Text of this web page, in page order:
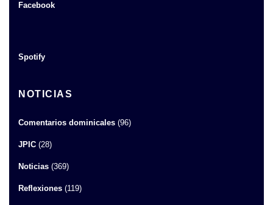
Facebook
Spotify
NOTICIAS
Comentarios dominicales (96)
JPIC (28)
Noticias (369)
Reflexiones (119)